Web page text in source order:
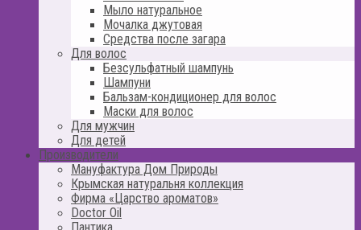
Мыло натуральное
Мочалка джутовая
Средства после загара
Для волос
Безсульфатный шампунь
Шампуни
Бальзам-кондиционер для волос
Маски для волос
Для мужчин
Для детей
Производители
Мануфактура Дом Природы
Крымская натуральня коллекция
Фирма «Царство ароматов»
Doctor Oil